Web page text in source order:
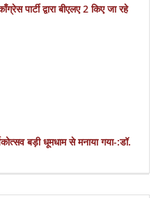
पार्टी द्वारा बीएलए 2 किए जा रहे
बड़ी धूमधाम से मनाया गया-:डॉ.